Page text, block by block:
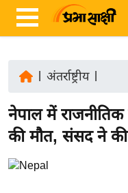
ज़ा
ख
र
अंतर्राष्ट्रीय|
नेपाल में
की मौत, संसद ने की